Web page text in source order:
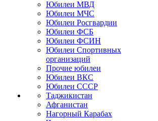
Юбилеи МВД
Юбилеи МЧС
Юбилеи Росгвардии
Юбилеи ФСБ
Юбилеи ФСИН
Юбилеи Спортивных
организаций
Прочие юбилеи
Юбилеи ВКС
Юбилеи СССР
Таджикистан
Афганистан
Нагорный Карабах